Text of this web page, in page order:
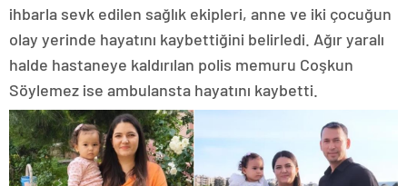
ihbarla sevk edilen sağlık ekipleri, anne ve iki çocuğun
olay yerinde hayatını kaybettiğini belirledi. Ağır yaralı
halde hastaneye kaldırılan polis memuru Coşkun
Söylemez ise ambulansta hayatını kaybetti.